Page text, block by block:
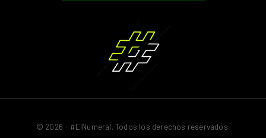
© 2026 - #ElNumeral. Todos los derechos reservados.